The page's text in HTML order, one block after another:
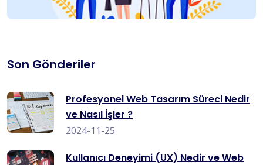
Son Gönderiler
Profesyonel Web Tasarım Süreci Nedir
ve Nasıl İşler ?
2024-11-25
Kullanıcı Deneyimi (UX) Nedir ve Web